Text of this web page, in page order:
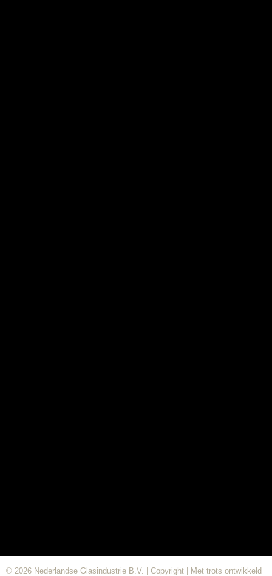
© 2026 Nederlandse Glasindustrie B.V. | Copyright | Met trots ontwikkeld